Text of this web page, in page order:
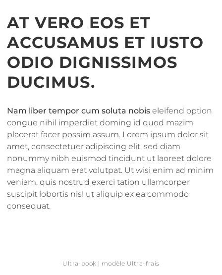
AT VERO EOS ET
ACCUSAMUS ET IUSTO
ODIO DIGNISSIMOS
DUCIMUS.
Nam liber tempor cum soluta nobis eleifend option
congue nihil imperdiet doming id quod mazim
placerat facer possim assum. Lorem ipsum dolor sit
amet, consectetuer adipiscing elit, sed diam
nonummy nibh euismod tincidunt ut laoreet dolore
magna aliquam erat volutpat. Ut wisi enim ad minim
veniam, quis nostrud exerci tation ullamcorper
suscipit lobortis nisl ut aliquip ex ea commodo
consequat.
Ultra-book | modèle Ultra-frais